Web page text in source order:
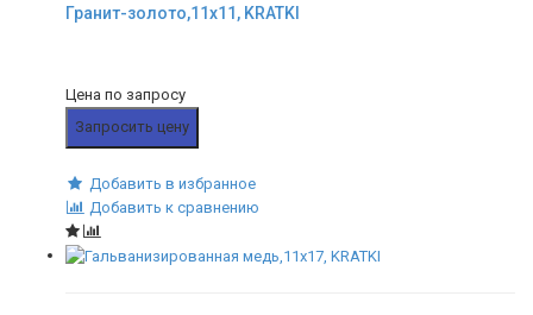
Гранит-золото,11x11, KRATKI
Цена по запросу
Запросить цену
Добавить в избранное
Добавить к сравнению